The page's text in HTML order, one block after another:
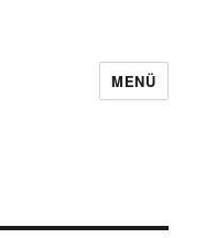
MENÜ